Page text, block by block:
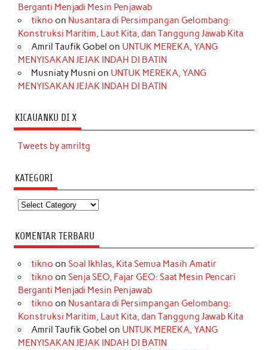
Berganti Menjadi Mesin Penjawab
tikno on Nusantara di Persimpangan Gelombang:
Konstruksi Maritim, Laut Kita, dan Tanggung Jawab Kita
Amril Taufik Gobel on UNTUK MEREKA, YANG
MENYISAKAN JEJAK INDAH DI BATIN
Musniaty Musni on UNTUK MEREKA, YANG
MENYISAKAN JEJAK INDAH DI BATIN
KICAUANKU DI X
Tweets by amriltg
KATEGORI
Kategori
KOMENTAR TERBARU
tikno on Soal Ikhlas, Kita Semua Masih Amatir
tikno on Senja SEO, Fajar GEO: Saat Mesin Pencari
Berganti Menjadi Mesin Penjawab
tikno on Nusantara di Persimpangan Gelombang:
Konstruksi Maritim, Laut Kita, dan Tanggung Jawab Kita
Amril Taufik Gobel on UNTUK MEREKA, YANG
MENYISAKAN JEJAK INDAH DI BATIN